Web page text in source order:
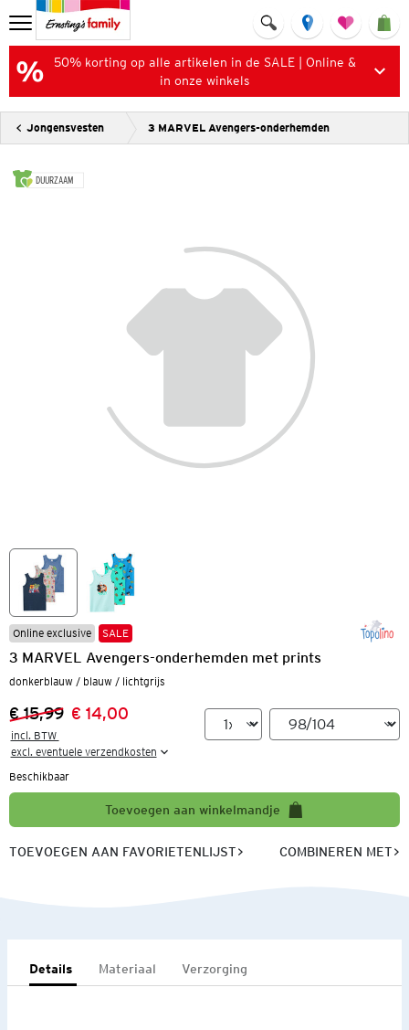
50% korting op alle artikelen in de SALE | Online &
in onze winkels
Jongensvesten 3 MARVEL Avengers-onderhemden
DUURZAAM
Online exclusive SALE
3 MARVEL Avengers-onderhemden met prints
donkerblauw / blauw / lichtgrijs
Vorige prijs:
€ 15,99
Nieuwe prijs:
€ 14,00
incl. BTW
excl. eventuele verzendkosten
Beschikbaar
Toevoegen aan winkelmandje
TOEVOEGEN AAN FAVORIETENLIJST COMBINEREN MET
Details Materiaal Verzorging